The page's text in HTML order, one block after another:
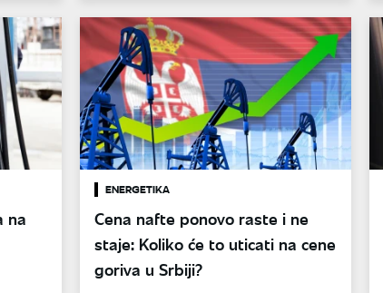
na
ENERGETIKA
Cena nafte ponovo raste i ne
staje: Koliko će to uticati na cene
goriva u Srbiji?